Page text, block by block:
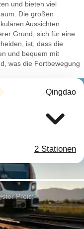
und bieten viel
Die großen
Aussichten
Grund, sich für eine
ist, dass die
und bequem mit
was die Fortbewegung
Qingdao
2 Stationen
Preis: